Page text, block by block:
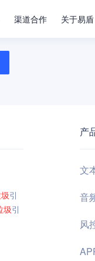
渠道合作 关于易盾
引
圾引
产
文
音
风